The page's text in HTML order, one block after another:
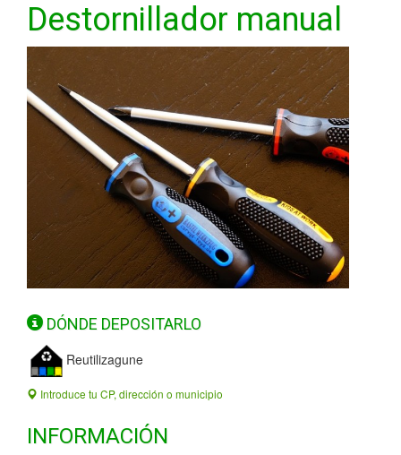
Destornillador manual
DÓNDE DEPOSITARLO
Reutilizagune
Introduce tu CP, dirección o municipio
INFORMACIÓN